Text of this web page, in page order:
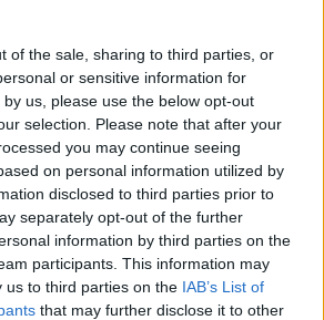
of the sale, sharing to third parties, or
or sensitive information for
us, please use the below opt-out
selection. Please note that after your
you may continue seeing
on personal information utilized by
disclosed to third parties prior to
separately opt-out of the further
information by third parties on the
participants. This information may
us to third parties on the IAB’s List of
that may further disclose it to other
esőzések okozta áradás miatt a
A fiúk edzőjükkel napokig
hogy elérjék őket a mentők, miközben
a szűk helyen, ahova az emelkedő
megmentésére nemzetközi
amelyben brit és ausztrál búvárok is
effektust is használnak majd.